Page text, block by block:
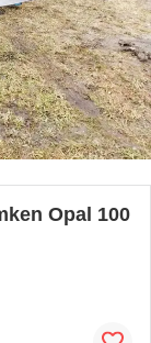
Opal 100